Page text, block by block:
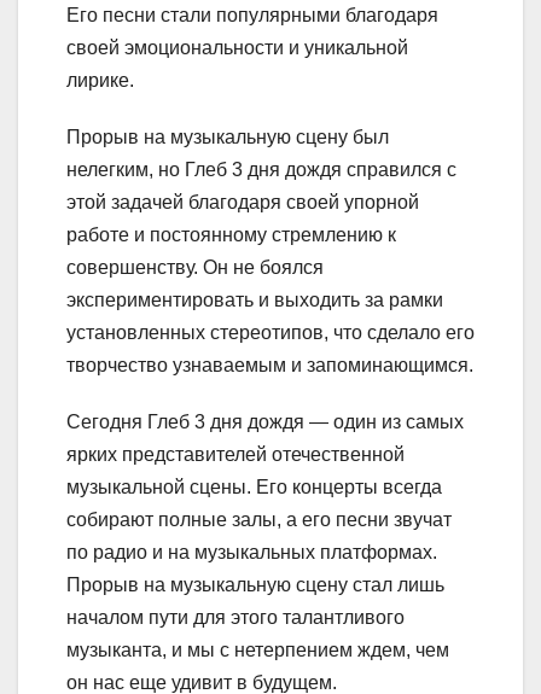
Его песни стали популярными благодаря
своей эмоциональности и уникальной
лирике.
Прорыв на музыкальную сцену был
нелегким, но Глеб 3 дня дождя справился с
этой задачей благодаря своей упорной
работе и постоянному стремлению к
совершенству. Он не боялся
экспериментировать и выходить за рамки
установленных стереотипов, что сделало его
творчество узнаваемым и запоминающимся.
Сегодня Глеб 3 дня дождя — один из самых
ярких представителей отечественной
музыкальной сцены. Его концерты всегда
собирают полные залы, а его песни звучат
по радио и на музыкальных платформах.
Прорыв на музыкальную сцену стал лишь
началом пути для этого талантливого
музыканта, и мы с нетерпением ждем, чем
он нас еще удивит в будущем.